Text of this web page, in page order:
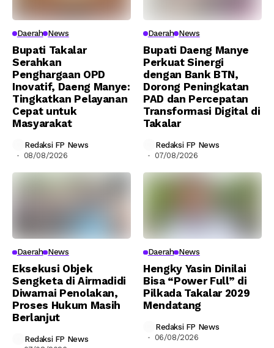
Daerah News
Bupati Takalar
Serahkan
Penghargaan OPD
Inovatif, Daeng Manye:
Tingkatkan Pelayanan
Cepat untuk
Masyarakat
Redaksi FP News
08/08/2026
Daerah News
Bupati Daeng Manye
Perkuat Sinergi
dengan Bank BTN,
Dorong Peningkatan
PAD dan Percepatan
Transformasi Digital di
Takalar
Redaksi FP News
07/08/2026
Daerah News
Eksekusi Objek
Sengketa di Airmadidi
Diwarnai Penolakan,
Proses Hukum Masih
Berlanjut
Redaksi FP News
Daerah News
Hengky Yasin Dinilai
Bisa “Power Full” di
Pilkada Takalar 2029
Mendatang
Redaksi FP News
06/08/2026